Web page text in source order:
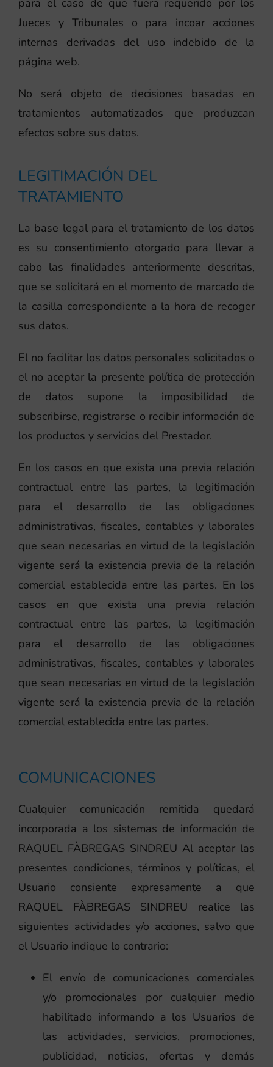
para el caso de que fuera requerido por los
Jueces y Tribunales o para incoar acciones
internas derivadas del uso indebido de la
página web.
No será objeto de decisiones basadas en
tratamientos automatizados que produzcan
efectos sobre sus datos.
LEGITIMACIÓN DEL
TRATAMIENTO
La base legal para el tratamiento de los datos
es su consentimiento otorgado para llevar a
cabo las finalidades anteriormente descritas,
que se solicitará en el momento de marcado de
la casilla correspondiente a la hora de recoger
sus datos.
El no facilitar los datos personales solicitados o
el no aceptar la presente política de protección
de datos supone la imposibilidad de
subscribirse, registrarse o recibir información de
los productos y servicios del Prestador.
En los casos en que exista una previa relación
contractual entre las partes, la legitimación
para el desarrollo de las obligaciones
administrativas, fiscales, contables y laborales
que sean necesarias en virtud de la legislación
vigente será la existencia previa de la relación
comercial establecida entre las partes. En los
casos en que exista una previa relación
contractual entre las partes, la legitimación
para el desarrollo de las obligaciones
administrativas, fiscales, contables y laborales
que sean necesarias en virtud de la legislación
vigente será la existencia previa de la relación
comercial establecida entre las partes.
COMUNICACIONES
Cualquier comunicación remitida quedará
incorporada a los sistemas de información de
RAQUEL FÀBREGAS SINDREU Al aceptar las
presentes condiciones, términos y políticas, el
Usuario consiente expresamente a que
RAQUEL FÀBREGAS SINDREU realice las
siguientes actividades y/o acciones, salvo que
el Usuario indique lo contrario:
El envío de comunicaciones comerciales
y/o promocionales por cualquier medio
habilitado informando a los Usuarios de
las actividades, servicios, promociones,
publicidad, noticias, ofertas y demás